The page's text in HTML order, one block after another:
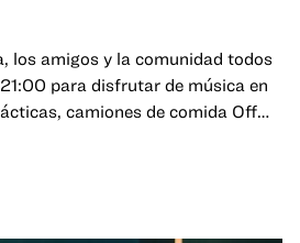
los amigos y la comunidad todos
para disfrutar de música en
camiones de comida Off
con una